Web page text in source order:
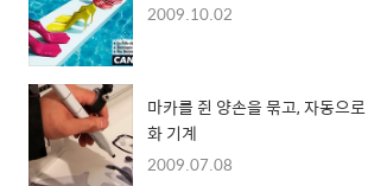
2009.10.02
마카를 쥔 양손을 묶고, 자동으
화 기계
2009.07.08